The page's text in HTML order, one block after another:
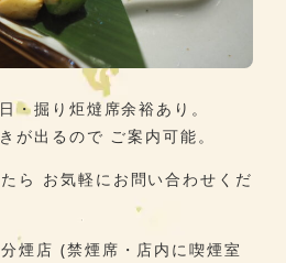
・掘り炬燵席余裕あり。
が出るので ご案内可能。
ら お気軽にお問い合わせくだ
煙店 (禁煙席・店内に喫煙室